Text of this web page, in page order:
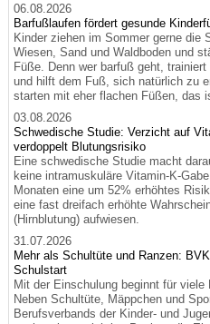
06.08.2026
Barfußlaufen fördert gesunde
Kinder ziehen im Sommer gerne die
Wiesen, Sand und Waldboden und
Füße. Denn wer barfuß geht,
und hilft dem Fuß, sich natürlich zu
starten mit eher flachen Füßen, das
03.08.2026
Schwedische Studie: Verzicht auf
verdoppelt Blutungsrisiko
Eine schwedische Studie macht
keine intramuskuläre Vitamin-K-
Monaten eine um 52% erhöhtes
eine fast dreifach erhöhte
(Hirnblutung) aufwiesen.
31.07.2026
Mehr als Schultüte und Ranzen:
Schulstart
Mit der Einschulung beginnt für viele
Neben Schultüte, Mäppchen und
Berufsverbands der Kinder- und